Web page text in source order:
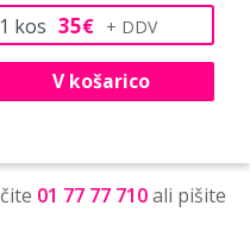
1 kos 35€
V košarico
01 77 77 710ali pišite